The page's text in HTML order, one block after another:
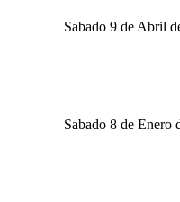
Sabado 9 de Abril
Sabado 8 de Enero